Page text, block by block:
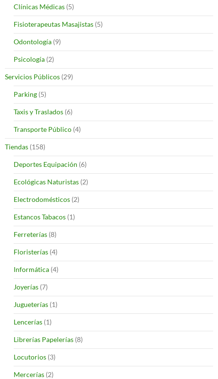
Clínicas Médicas (5)
Fisioterapeutas Masajistas (5)
Odontología (9)
Psicología (2)
Servicios Públicos (29)
Parking (5)
Taxis y Traslados (6)
Transporte Público (4)
Tiendas (158)
Deportes Equipación (6)
Ecológicas Naturistas (2)
Electrodomésticos (2)
Estancos Tabacos (1)
Ferreterías (8)
Floristerías (4)
Informática (4)
Joyerías (7)
Jugueterías (1)
Lencerías (1)
Librerías Papelerías (8)
Locutorios (3)
Mercerías (2)